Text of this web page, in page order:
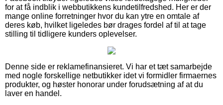
for at få indblik i webbutikkens kundetilfredshed. Her er der
mange online forretninger hvor du kan ytre en omtale af
deres køb, hvilket ligeledes bør drages fordel af til at tage
stilling til tidligere kunders oplevelser.
Denne side er reklamefinansieret. Vi har et tæt samarbejde
med nogle forskellige netbutikker idet vi formidler firmaernes
produkter, og høster honorar under forudsætning af at du
laver en handel.